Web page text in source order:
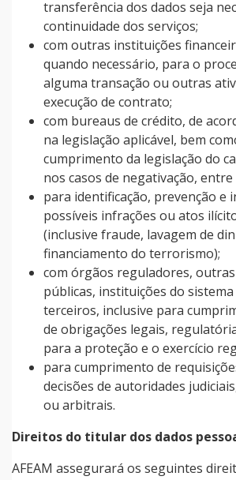
transferência dos dados seja
continuidade dos serviços;
com outras instituições
quando necessário, para o
alguma transação ou outras
execução de contrato;
com bureaus de crédito, de
na legislação aplicável, bem
cumprimento da legislação do
nos casos de negativação,
para identificação, prevenção e
possíveis infrações ou atos
(inclusive fraude, lavagem de
financiamento do terrorismo);
com órgãos reguladores,
públicas, instituições do
terceiros, inclusive para
de obrigações legais,
para a proteção e o exercício
para cumprimento de
decisões de autoridades
ou arbitrais.
Direitos do titular dos dados
AFEAM assegurará os seguintes